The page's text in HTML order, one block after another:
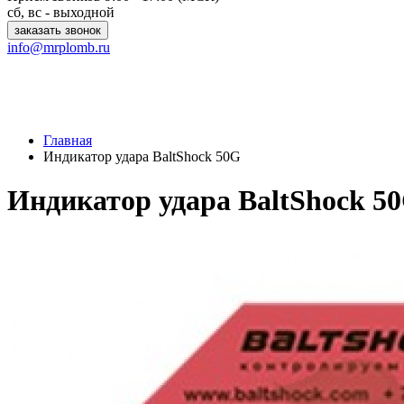
сб, вс - выходной
заказать звонок
info@mrplomb.ru
Главная
Индикатор удара BaltShock 50G
Индикатор удара BaltShock